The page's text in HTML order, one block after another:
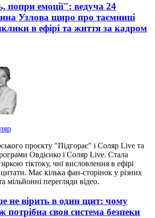
попри емоції": ведуча 24
Узлова щиро про таємниці
в ефірі та життя за кадром
проєкту "Підгорає" і Соляр Live та
Овдієнко і Соляр Live. Стала
тіктоку, чиї висловлення в ефірі
Має кілька фан-сторінок у різних
мільйонні перегляди відео.
не вірить в один щит: чому
потрібна своя система безпеки